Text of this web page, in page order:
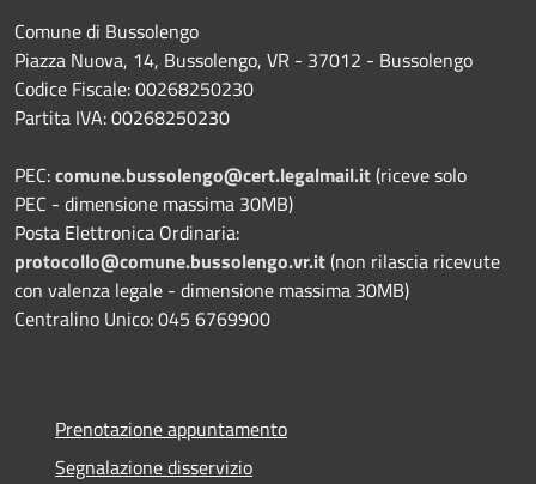
Comune di Bussolengo
Piazza Nuova, 14, Bussolengo, VR - 37012 - Bussolengo
Codice Fiscale: 00268250230
Partita IVA: 00268250230
PEC:comune.bussolengo@cert.legalmail.it(riceve solo
PEC - dimensione massima 30MB)
Posta Elettronica Ordinaria:
protocollo@comune.bussolengo.vr.it(non rilascia ricevute
con valenza legale - dimensione massima 30MB)
Centralino Unico: 045 6769900
Prenotazione appuntamento
Segnalazione disservizio